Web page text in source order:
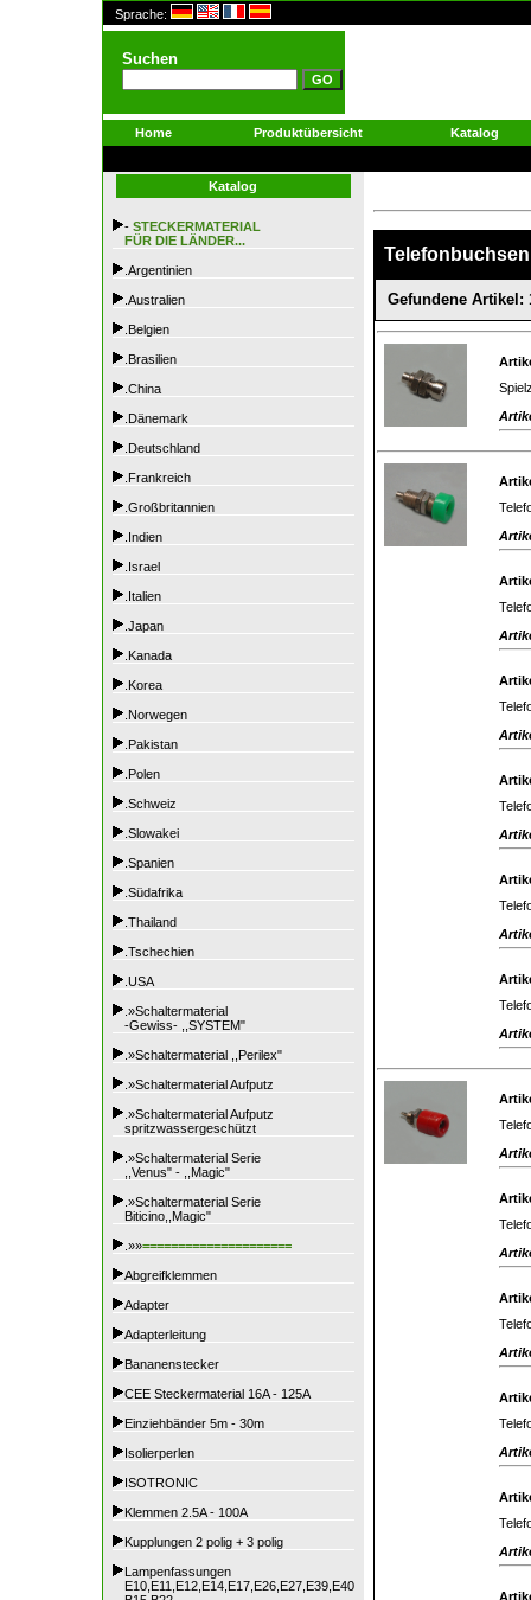
Sprache:
Suchen
Home Produktübersicht Katalog
Katalog
- STECKERMATERIAL
FÜR DIE LÄNDER...
.Argentinien
.Australien
.Belgien
.Brasilien
.China
.Dänemark
.Deutschland
.Frankreich
.Großbritannien
.Indien
.Israel
.Italien
.Japan
.Kanada
.Korea
.Norwegen
.Pakistan
.Polen
.Schweiz
.Slowakei
.Spanien
.Südafrika
.Thailand
.Tschechien
.USA
.»Schaltermaterial
-Gewiss- ,,SYSTEM"
.»Schaltermaterial ,,Perilex"
.»Schaltermaterial Aufputz
.»Schaltermaterial Aufputz
spritzwassergeschützt
.»Schaltermaterial Serie
,,Venus" - ,,Magic"
.»Schaltermaterial Serie
Biticino,,Magic"
.»»=====================
Abgreifklemmen
Adapter
Adapterleitung
Bananenstecker
CEE Steckermaterial 16A - 125A
Einziehbänder 5m - 30m
Isolierperlen
ISOTRONIC
Klemmen 2.5A - 100A
Kupplungen 2 polig + 3 polig
Lampenfassungen
E10,E11,E12,E14,E17,E26,E27,E39,E40
Telefonbuchsen
Gefundene Artikel: